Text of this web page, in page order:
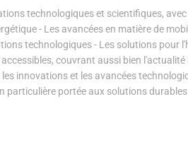
technologiques et scientifiques,
- Les avancées en matière de
technologiques - Les solutions pour
couvrant aussi bien l'actualité
innovations et les avancées
particulière portée aux solutions